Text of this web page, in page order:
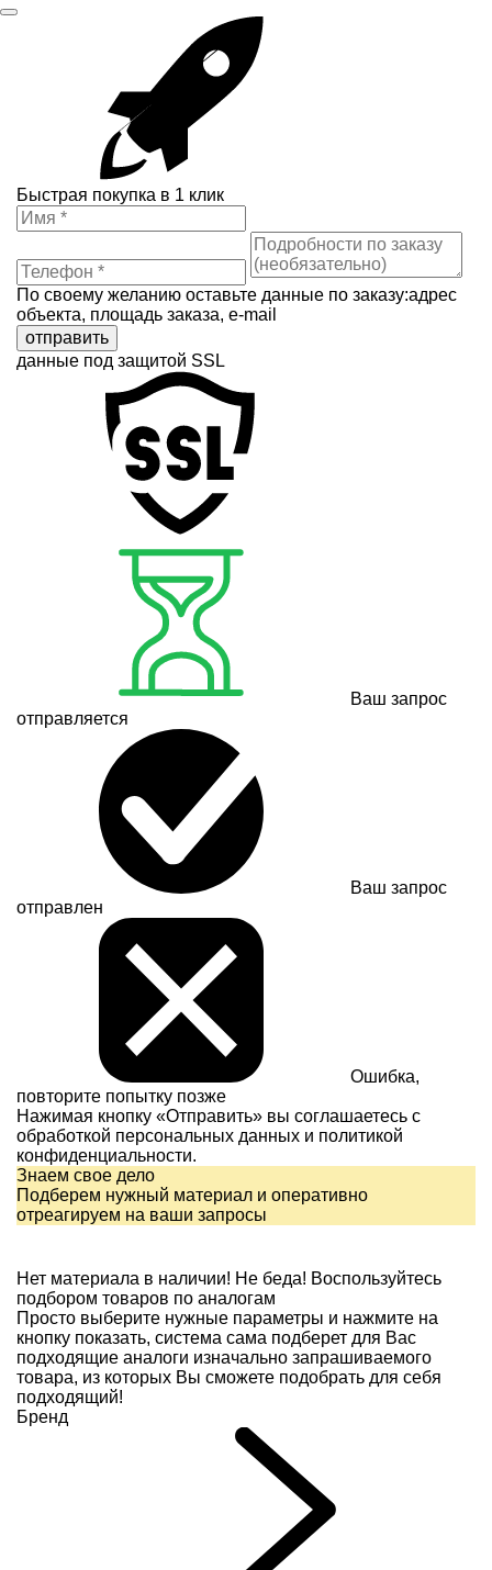
Быстрая покупка в 1 клик
По своему желанию оставьте данные по заказу:адрес
объекта, площадь заказа, e-mail
отправить
данные под защитой SSL
Ваш запрос
отправляется
Ваш запрос
отправлен
Ошибка,
повторите попытку позже
Нажимая кнопку «Отправить» вы соглашаетесь с
обработкой персональных данных и политикой
конфиденциальности.
Знаем свое дело
Подберем нужный материал и оперативно
отреагируем на ваши запросы
Нет материала в наличии! Не беда! Воспользуйтесь
подбором товаров по аналогам
Просто выберите нужные параметры и нажмите на
кнопку показать, система сама подберет для Вас
подходящие аналоги изначально запрашиваемого
товара, из которых Вы сможете подобрать для себя
подходящий!
Бренд